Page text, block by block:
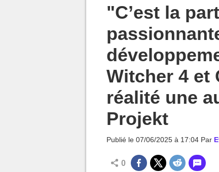
"C’est la
Witcher 4 et
réalité une
Projekt
Publié le 07/06/2025 à 17:04 Par
0